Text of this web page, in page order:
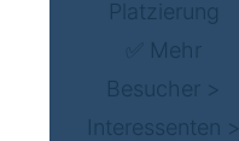
Platzierung
✅ Mehr
Besucher >
Interessenten >